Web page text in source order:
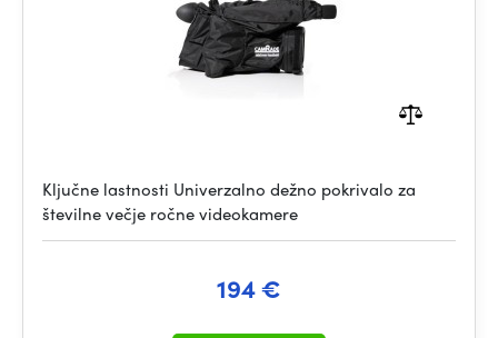
Ključne lastnosti Univerzalno dežno pokrivalo za
številne večje ročne videokamere
194 €